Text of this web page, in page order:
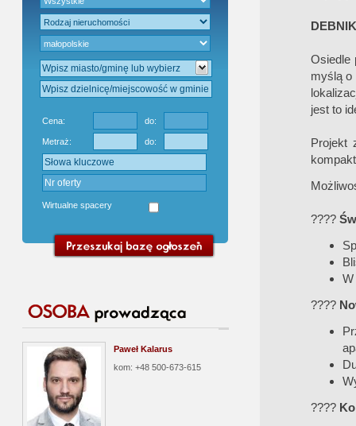
Cena: do:
Metraż: do:
Wirtualne spacery
Paweł Kalarus
kom: +48 500-673-615
Osiedle
myślą o
jest to
Projekt
????
W
????
????